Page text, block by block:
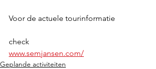
Voor de actuele tourinformatie
check
www.semjansen.com/
Geplande activiteiten